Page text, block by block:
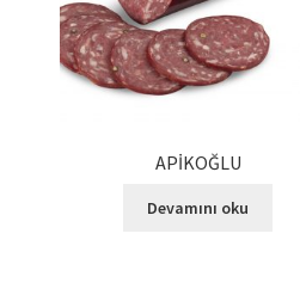
APİKOĞLU
Devamını oku